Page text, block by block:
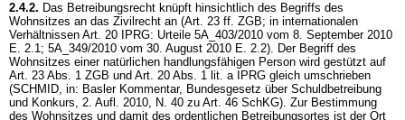
2.4.2. Das Betreibungsrecht knüpft hinsichtlich des Begriffs des
Wohnsitzes an das Zivilrecht an (Art. 23 ff. ZGB; in internationalen
Verhältnissen Art. 20 IPRG: Urteile 5A_403/2010 vom 8. September 2010
E. 2.1; 5A_349/2010 vom 30. August 2010 E. 2.2). Der Begriff des
Wohnsitzes einer natürlichen handlungsfähigen Person wird gestützt auf
Art. 23 Abs. 1 ZGB und Art. 20 Abs. 1 lit. a IPRG gleich umschrieben
(SCHMID, in: Basler Kommentar, Bundesgesetz über Schuldbetreibung
und Konkurs, 2. Aufl. 2010, N. 40 zu Art. 46 SchKG). Zur Bestimmung
des Wohnsitzes und damit des ordentlichen Betreibungsortes ist der Ort